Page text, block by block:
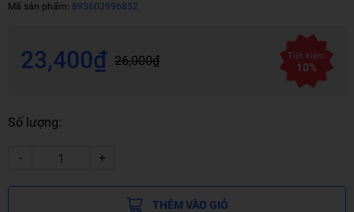
Mã sản phẩm: 893603996852
23,400₫ 26,000₫ Tiết kiệm
10%
Số lượng:
- +
THÊM VÀO GIỎ